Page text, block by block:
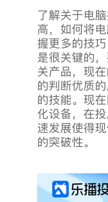
了解关于电
高，如何将
握更多的技
是很关键的
关产品，现
的判断优质
的技能。现
化设备，在
速发展使得
的突破性。